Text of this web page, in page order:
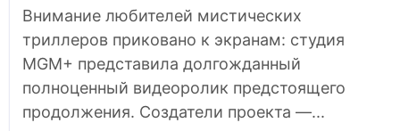
Внимание любителей мистических
триллеров приковано к экранам: студия
MGM+ представила долгожданный
полноценный видеоролик предстоящего
продолжения. Создатели проекта —...